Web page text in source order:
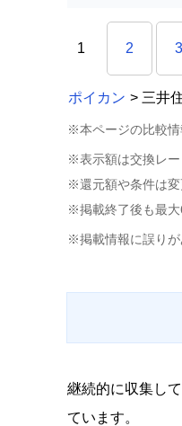
1 2 3
ポイカン > 三井
※本ページの比較情
※表示額は交換レー
※還元額や条件は変
※掲載終了後も最大
※掲載情報に誤りが
継続的に収集し
ています。